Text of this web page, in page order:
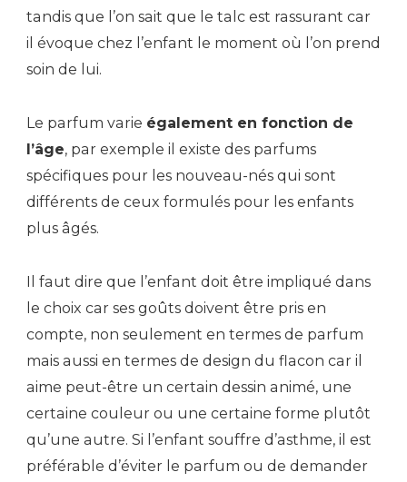
tandis que l’on sait que le talc est rassurant car
il évoque chez l’enfant le moment où l’on prend
soin de lui.
Le parfum varie également en fonction de
l’âge, par exemple il existe des parfums
spécifiques pour les nouveau-nés qui sont
différents de ceux formulés pour les enfants
plus âgés.
Il faut dire que l’enfant doit être impliqué dans
le choix car ses goûts doivent être pris en
compte, non seulement en termes de parfum
mais aussi en termes de design du flacon car il
aime peut-être un certain dessin animé, une
certaine couleur ou une certaine forme plutôt
qu’une autre. Si l’enfant souffre d’asthme, il est
préférable d’éviter le parfum ou de demander